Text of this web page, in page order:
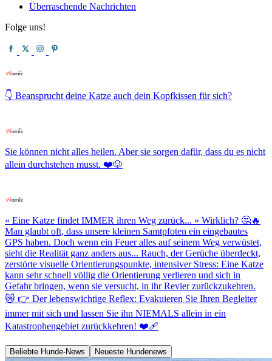
Überraschende Nachrichten
Folge uns!
👇 Beansprucht deine Katze auch dein Kopfkissen für sich?
Sie können nicht alles heilen. Aber sie sorgen dafür, dass du es nicht
allein durchstehen musst. ❤️🐶
« Eine Katze findet IMMER ihren Weg zurück... » Wirklich? 🤔🔥
Man glaubt oft, dass unsere kleinen Samtpfoten ein eingebautes
GPS haben. Doch wenn ein Feuer alles auf seinem Weg verwüstet,
sieht die Realität ganz anders aus... Rauch, der Gerüche überdeckt,
zerstörte visuelle Orientierungspunkte, intensiver Stress: Eine Katze
kann sehr schnell völlig die Orientierung verlieren und sich in
Gefahr bringen, wenn sie versucht, in ihr Revier zurückzukehren.
😿 👉 Der lebenswichtige Reflex: Evakuieren Sie Ihren Begleiter
immer mit sich und lassen Sie ihn NIEMALS allein in ein
Katastrophengebiet zurückkehren! ❤️‍🩹
Beliebte Hunde-News Neueste Hundenews